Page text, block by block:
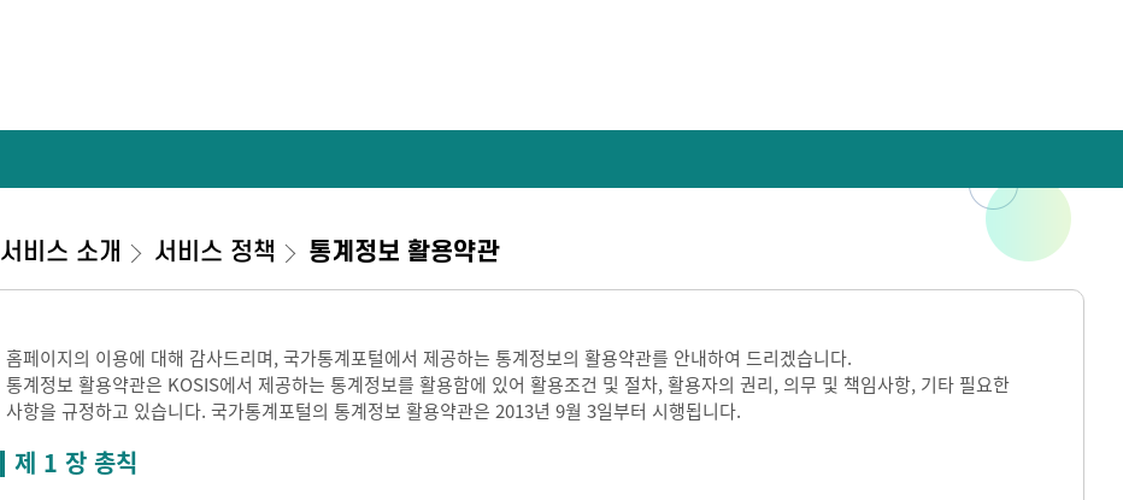
서비스 소개 서비스 정책 통계정보 활용약관
홈페이지의 이용에 대해 감사드리며, 국가통계포털에서 제공하는 통계정보의 활용약관를 안내하여 드리겠습니다.
통계정보 활용약관은 KOSIS에서 제공하는 통계정보를 활용함에 있어 활용조건 및 절차, 활용자의 권리, 의무 및 책임사항, 기타 필요한
사항을 규정하고 있습니다. 국가통계포털의 통계정보 활용약관은 2013년 9월 3일부터 시행됩니다.
제 1 장 총칙